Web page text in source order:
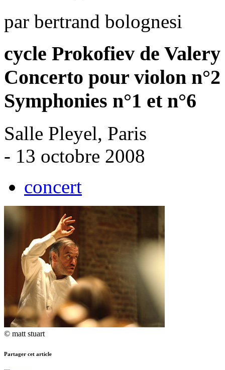
par bertrand bolognesi
cycle Prokofiev de
Concerto pour violon
Symphonies n°1 et n°6
Salle Pleyel, Paris
- 13 octobre 2008
concert
© matt stuart
Partager cet article